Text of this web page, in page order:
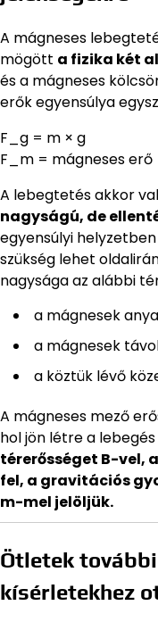
A mágneses
mögött a fizika két
és a mágneses
erők egyensúlya
F_g = m × g
F_m = mágneses erő
A lebegtetés akkor
nagyságú, de
egyensúlyi
szükség lehet
nagysága az alábbi
a mágnesek
a mágnesek
a köztük lévő
A mágneses mező
hol jön létre a
térerősséget B-vel,
fel, a gravitációs
m-mel jelöljük.
Ötletek
kísérletekhez